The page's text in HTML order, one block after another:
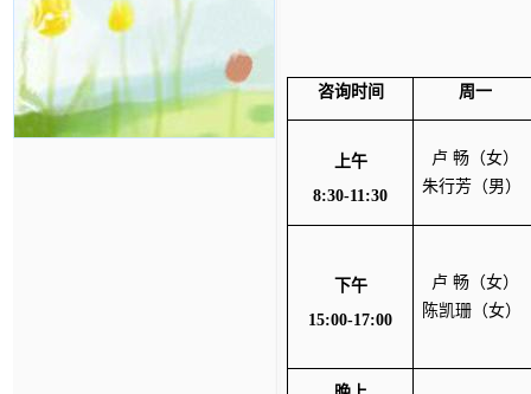
咨询时间 周一
上午
8:30-11:30
卢 畅（女）
朱行芳（男）
下午
15:00-17:00
卢 畅（女）
陈凯珊（女）